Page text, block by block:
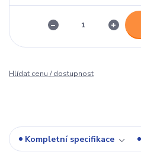
Hlídat cenu / dostupnost
Kompletní specifikace